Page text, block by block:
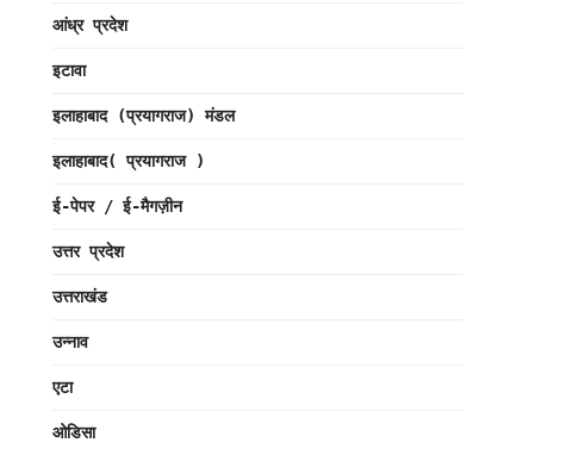
आंध्र प्रदेश
इटावा
इलाहाबाद (प्रयागराज) मंडल
इलाहाबाद( प्रयागराज )
ई-पेपर / ई-मैगज़ीन
उत्तर प्रदेश
उत्तराखंड
उन्नाव
एटा
ओडिसा